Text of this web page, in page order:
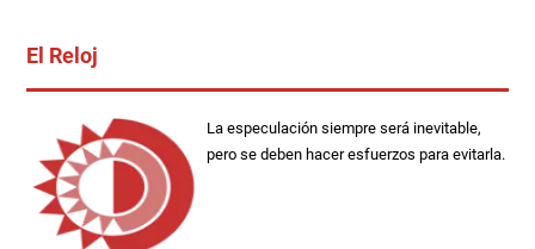
El Reloj
La especulación siempre será inevitable,
pero se deben hacer esfuerzos para evitarla.